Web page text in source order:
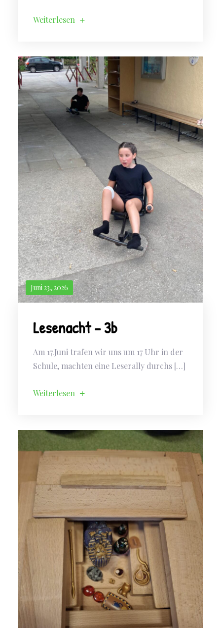
Weiterlesen
Juni 23, 2026
Lesenacht – 3b
Am 17.Juni trafen wir uns um 17 Uhr in der
Schule, machten eine Leserally durchs […]
Weiterlesen